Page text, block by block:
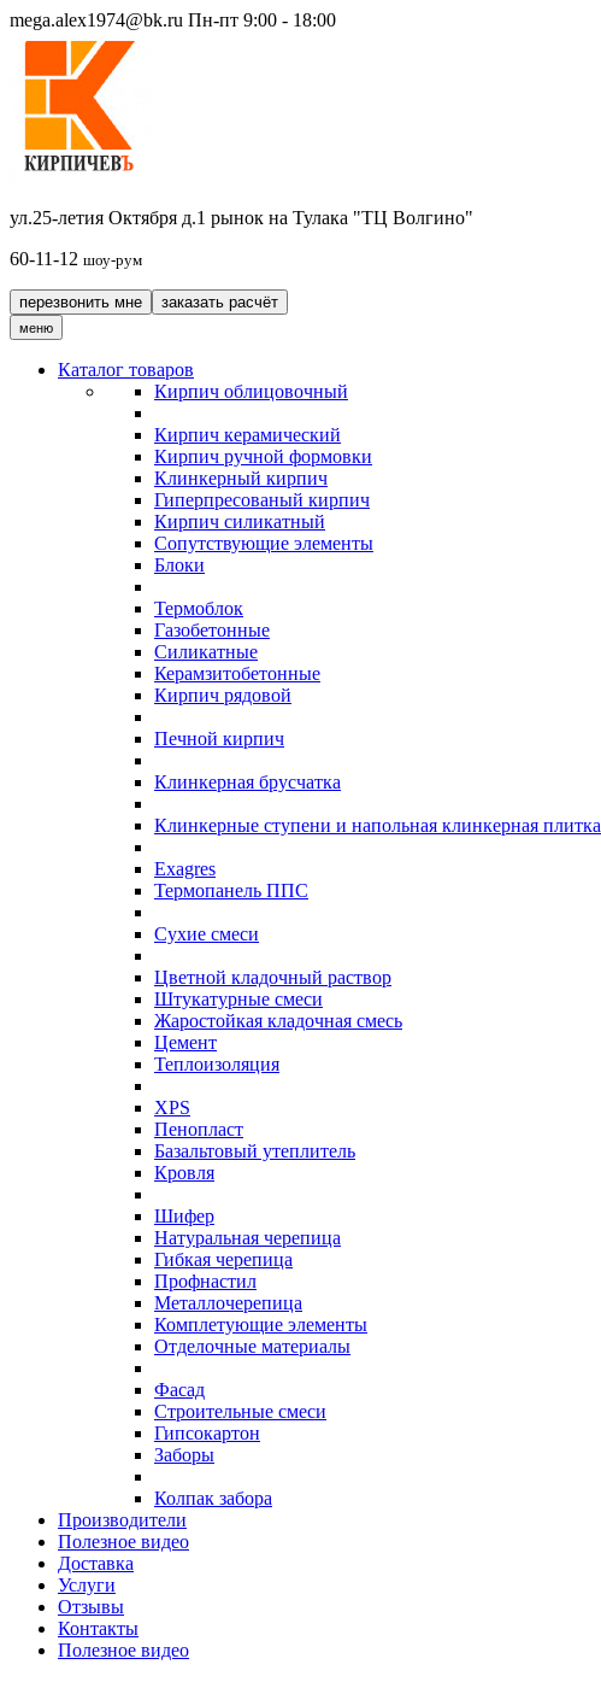
mega.alex1974@bk.ru Пн-пт 9:00 - 18:00
ул.25-летия Октября д.1 рынок на Тулака "ТЦ Волгино"
60-11-12 шоу-рум
перезвонить мне заказать расчёт
меню
Каталог товаров
Кирпич облицовочный
Кирпич керамический
Кирпич ручной формовки
Клинкерный кирпич
Гиперпресованый кирпич
Кирпич силикатный
Сопутствующие элементы
Блоки
Термоблок
Газобетонные
Силикатные
Керамзитобетонные
Кирпич рядовой
Печной кирпич
Клинкерная брусчатка
Клинкерные ступени и напольная клинкерная плитка
Exagres
Термопанель ППС
Сухие смеси
Цветной кладочный раствор
Штукатурные смеси
Жаростойкая кладочная смесь
Цемент
Теплоизоляция
XPS
Пенопласт
Базальтовый утеплитель
Кровля
Шифер
Натуральная черепица
Гибкая черепица
Профнастил
Металлочерепица
Комплетующие элементы
Отделочные материалы
Фасад
Строительные смеси
Гипсокартон
Заборы
Колпак забора
Производители
Полезное видео
Доставка
Услуги
Отзывы
Контакты
Полезное видео